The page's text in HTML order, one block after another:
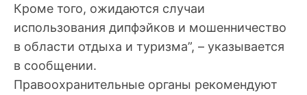
Кроме того, ожидаются случаи
использования дипфэйков и мошенничество
в области отдыха и туризма”, – указывается
в сообщении.
Правоохранительные органы рекомендуют